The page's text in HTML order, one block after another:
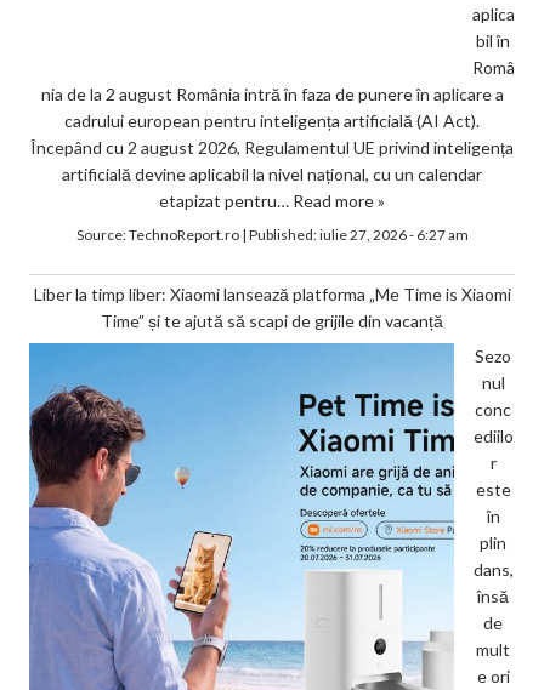
aplica
bil în
Româ
nia de la 2 august România intră în faza de punere în aplicare a
cadrului european pentru inteligența artificială (AI Act).
Începând cu 2 august 2026, Regulamentul UE privind inteligența
artificială devine aplicabil la nivel național, cu un calendar
etapizat pentru… Read more »
Source:TechnoReport.ro| Published:iulie 27, 2026 - 6:27 am
Liber la timp liber: Xiaomi lansează platforma „Me Time is Xiaomi
Time” și te ajută să scapi de grijile din vacanță
Sezo
nul
conc
ediilo
r
este
în
plin
dans,
însă
de
mult
e ori